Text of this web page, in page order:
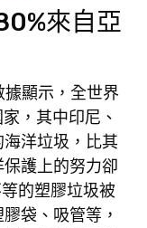
來自亞
顯示，全世界
，其中印尼、
洋垃圾，比其
護上的努力卻
的塑膠垃圾被
袋、吸管等，